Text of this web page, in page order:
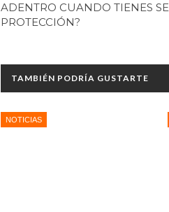
ADENTRO CUANDO TIENES
PROTECCIÓN?
TAMBIÉN PODRÍA GUSTARTE
NOTICIAS